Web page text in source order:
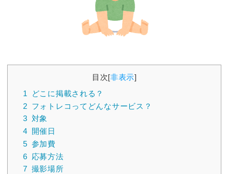
目次[非表示]
1
どこに掲載される？
2 フォトレコってどんなサービス？
3 対象
4 開催日
5 参加費
6 応募方法
7 撮影場所